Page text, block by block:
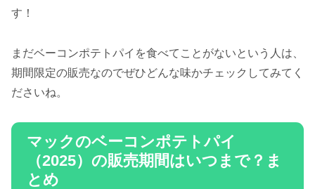
す！
まだベーコンポテトパイを食べてことがないという人は、
期間限定の販売なのでぜひどんな味かチェックしてみてく
ださいね。
マックのベーコンポテトパイ
（2025）の販売期間はいつまで？ま
とめ